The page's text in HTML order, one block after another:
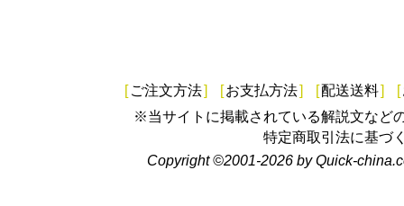
[ ご注文方法] [お支払方法] [配送送料] [
※当サイトに掲載されている解説文など
特定商取引法に基づ
Copyright ©2001-2026 by Quick-